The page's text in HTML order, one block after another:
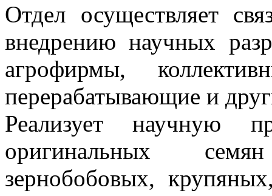
Отдел осуществляет
внедрению научных
агрофирмы,
перерабатывающие и
Реализует научную
оригинальных
зернобобовых,